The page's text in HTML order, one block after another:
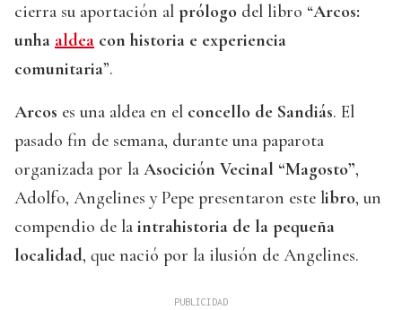
cierra su aportación al prólogo del libro “Arcos:
unha aldea con historia e experiencia
comunitaria”.
Arcos es una aldea en el concello de Sandiás. El
pasado fin de semana, durante una paparota
organizada por la Asocición Vecinal “Magosto”,
Adolfo, Angelines y Pepe presentaron este libro, un
compendio de la intrahistoria de la pequeña
localidad, que nació por la ilusión de Angelines.